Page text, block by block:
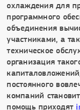
охлаждения для
программного
объединения
участниками, а
техническое
организация
постоянного
компаний
помощь приходят